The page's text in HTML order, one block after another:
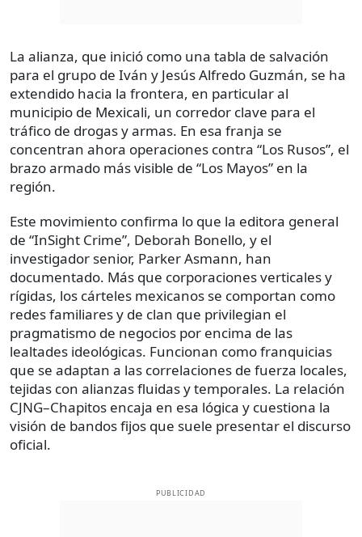
La alianza, que inició como una tabla de salvación
para el grupo de Iván y Jesús Alfredo Guzmán, se ha
extendido hacia la frontera, en particular al
municipio de Mexicali, un corredor clave para el
tráfico de drogas y armas. En esa franja se
concentran ahora operaciones contra “Los Rusos”, el
brazo armado más visible de “Los Mayos” en la
región.
Este movimiento confirma lo que la editora general
de “InSight Crime”, Deborah Bonello, y el
investigador senior, Parker Asmann, han
documentado. Más que corporaciones verticales y
rígidas, los cárteles mexicanos se comportan como
redes familiares y de clan que privilegian el
pragmatismo de negocios por encima de las
lealtades ideológicas. Funcionan como franquicias
que se adaptan a las correlaciones de fuerza locales,
tejidas con alianzas fluidas y temporales. La relación
CJNG–Chapitos encaja en esa lógica y cuestiona la
visión de bandos fijos que suele presentar el discurso
oficial.
PUBLICIDAD